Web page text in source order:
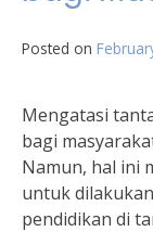
Posted on
Mengatasi
bagi
Namun, hal ini
untuk
pendidikan di